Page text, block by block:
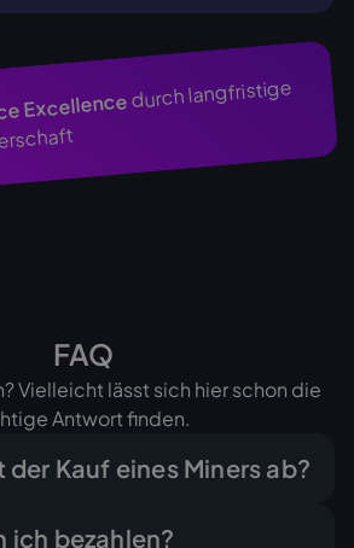
Excellencedurch langfristige
FAQ
Vielleicht lässt sich hier schon die
Antwort finden.
Kauf eines Miners ab?
ich bezahlen?